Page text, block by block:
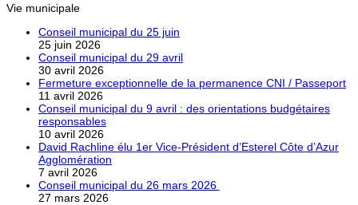
Vie municipale
Conseil municipal du 25 juin
25 juin 2026
Conseil municipal du 29 avril
30 avril 2026
Fermeture exceptionnelle de la permanence CNI / Passeport
11 avril 2026
Conseil municipal du 9 avril : des orientations budgétaires
responsables
10 avril 2026
David Rachline élu 1er Vice-Président d’Esterel Côte d’Azur
Agglomération
7 avril 2026
Conseil municipal du 26 mars 2026
27 mars 2026